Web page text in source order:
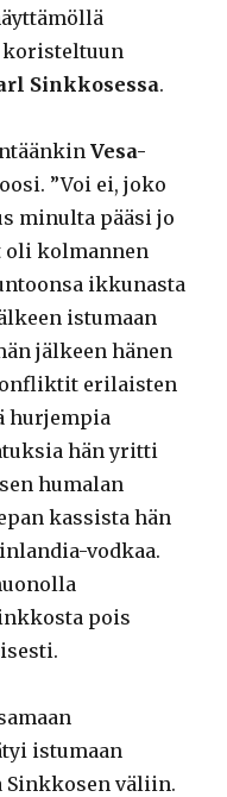
Sinkkosessa.
Vesa-
”Voi ei, joko
minulta pääsi jo
oli kolmannen
ikkunasta
istumaan
jälkeen hänen
erilaisten
hurjempia
hän yritti
humalan
kassista hän
vodkaa.
pois
istumaan
Sinkkosen väliin.